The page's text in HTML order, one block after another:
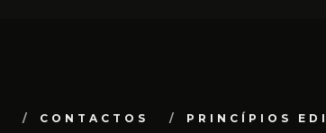
CONTACTOS PRINCÍPIOS